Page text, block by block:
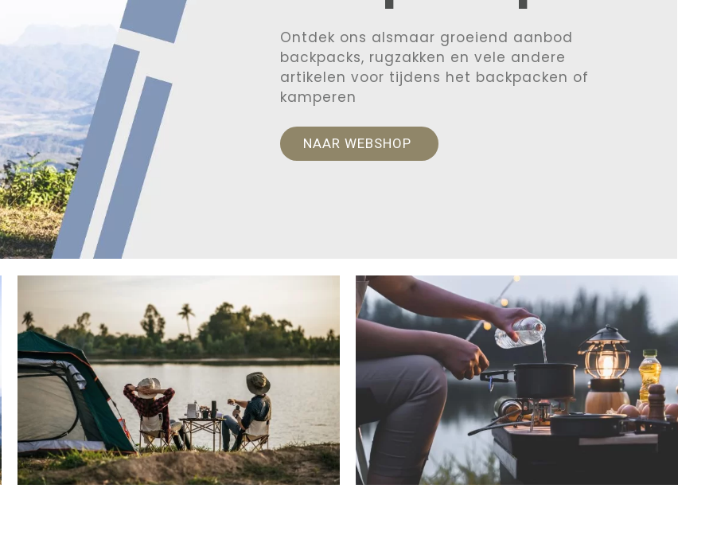
Ontdek ons alsmaar groeiend aanbod
backpacks, rugzakken en vele andere
artikelen voor tijdens het backpacken of
kamperen
NAAR WEBSHOP